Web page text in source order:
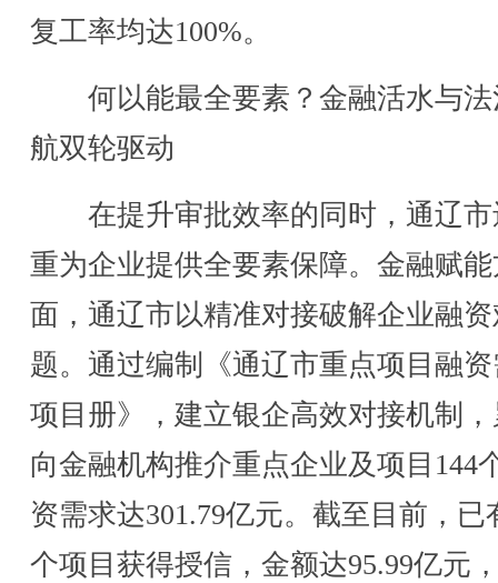
复工率均达100%。
何以能最全要素？金融活水与法
航双轮驱动
在提升审批效率的同时，通辽市
重为企业提供全要素保障。金融赋
面，通辽市以精准对接破解企业融
题。通过编制《通辽市重点项目融
项目册》，建立银企高效对接机制
向金融机构推介重点企业及项目144
资需求达301.79亿元。截至目前，已
个项目获得授信，金额达95.99亿元